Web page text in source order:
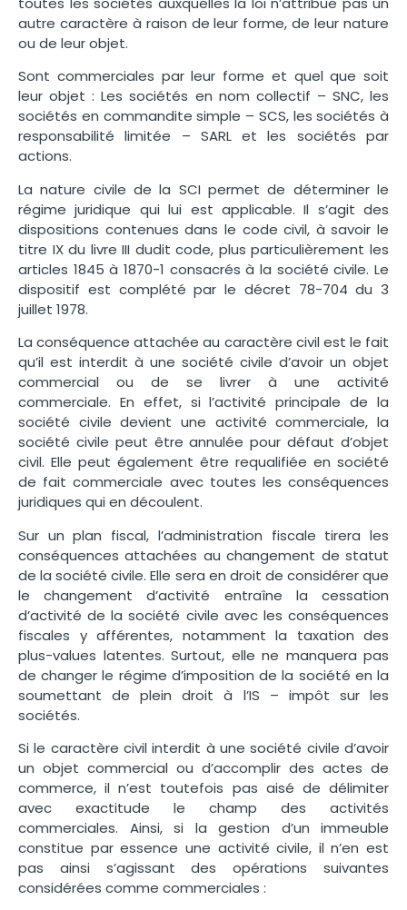
autre caractère à raison de leur forme, de leur nature
ou de leur objet.
Sont commerciales par leur forme et quel que soit
leur objet : Les sociétés en nom collectif – SNC, les
sociétés en commandite simple – SCS, les sociétés à
responsabilité limitée – SARL et les sociétés par
actions.
La nature civile de la SCI permet de déterminer le
régime juridique qui lui est applicable. Il s’agit des
dispositions contenues dans le code civil, à savoir le
titre IX du livre III dudit code, plus particulièrement les
articles 1845 à 1870-1 consacrés à la société civile. Le
dispositif est complété par le décret 78-704 du 3
juillet 1978.
La conséquence attachée au caractère civil est le fait
qu’il est interdit à une société civile d’avoir un objet
commercial ou de se livrer à une activité
commerciale. En effet, si l’activité principale de la
société civile devient une activité commerciale, la
société civile peut être annulée pour défaut d’objet
civil. Elle peut également être requalifiée en société
de fait commerciale avec toutes les conséquences
juridiques qui en découlent.
Sur un plan fiscal, l’administration fiscale tirera les
conséquences attachées au changement de statut
de la société civile. Elle sera en droit de considérer que
le changement d’activité entraîne la cessation
d’activité de la société civile avec les conséquences
fiscales y afférentes, notamment la taxation des
plus-values latentes. Surtout, elle ne manquera pas
de changer le régime d’imposition de la société en la
soumettant de plein droit à l’IS – impôt sur les
sociétés.
Si le caractère civil interdit à une société civile d’avoir
un objet commercial ou d’accomplir des actes de
commerce, il n’est toutefois pas aisé de délimiter
avec exactitude le champ des activités
commerciales. Ainsi, si la gestion d’un immeuble
constitue par essence une activité civile, il n’en est
pas ainsi s’agissant des opérations suivantes
considérées comme commerciales :